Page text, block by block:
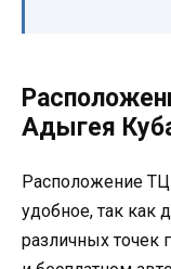
Адыгея
Расположение
удобное, так как
различных точек